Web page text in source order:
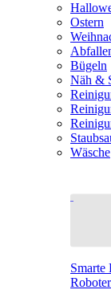
Ostern
Bügeln
Näh &
Wäsche
Smarte